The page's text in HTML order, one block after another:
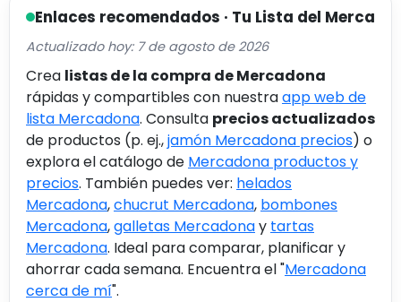
Enlaces recomendados · Tu Lista del Merca
Actualizado hoy: 7 de agosto de 2026
Crea listas de la compra de Mercadona
rápidas y compartibles con nuestraapp web de
lista Mercadona. Consulta precios actualizados
de productos (p. ej.,jamón Mercadona precios) o
explora el catálogo de Mercadona productos y
precios. También puedes ver: helados
Mercadona,chucrut Mercadona, bombones
Mercadona,galletas Mercadonay tartas
Mercadona. Ideal para comparar, planificar y
ahorrar cada semana. Encuentra el "Mercadona
cerca de mí".